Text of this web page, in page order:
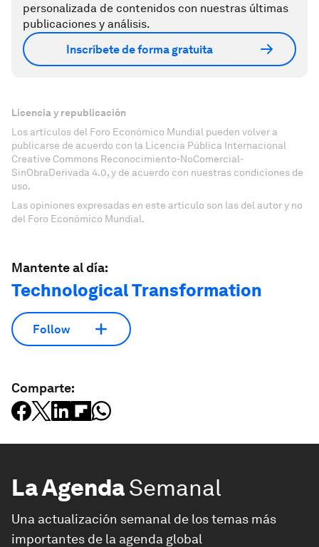
personalizada de contenidos con nuestras últimas
publicaciones y análisis.
Inscríbete de forma gratuita
Licencia y republicación
Los artículos del Foro Económico Mundial pueden volver a
publicarse de acuerdo con la Licencia Pública Internacional
Creative Commons Reconocimiento-NoComercial-
SinObraDerivada 4.0, y de acuerdo con nuestras condiciones de
uso.
Las opiniones expresadas en este artículo son las del autor y no
del Foro Económico Mundial.
Mantente al día:
Technological Transformation
Follow
Comparte:
La AgendaSemanal
Una actualización semanal de los temas más
importantes de la agenda global